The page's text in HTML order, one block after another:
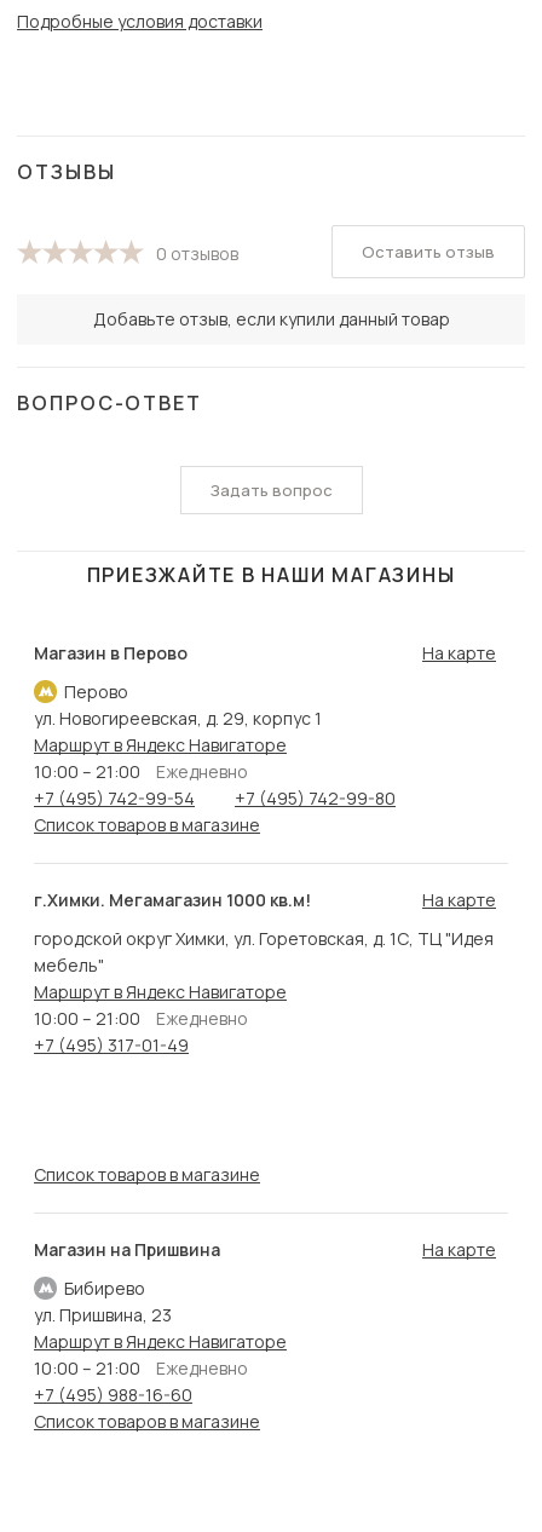
Подробные условия доставки
ОТЗЫВЫ
0 отзывов
Добавьте отзыв, если купили данный товар
Оставить отзыв
ВОПРОС-ОТВЕТ
Задать вопрос
ПРИЕЗЖАЙТЕ В НАШИ МАГАЗИНЫ
Магазин в Перово
Перово
На карте
ул. Новогиреевская, д. 29, корпус 1
Маршрут в Яндекс Навигаторе
10:00 – 21:00
Ежедневно
+7 (495) 742-99-54
+7 (495) 742-99-80
Список товаров в магазине
г.Химки. Мегамагазин 1000 кв.м!
На карте
городской округ Химки, ул. Горетовская, д. 1С, ТЦ "Идея
мебель"
Маршрут в Яндекс Навигаторе
10:00 – 21:00
Ежедневно
+7 (495) 317-01-49
Список товаров в магазине
Магазин на Пришвина
Бибирево
На карте
ул. Пришвина, 23
Маршрут в Яндекс Навигаторе
10:00 – 21:00
Ежедневно
+7 (495) 988-16-60
Список товаров в магазине